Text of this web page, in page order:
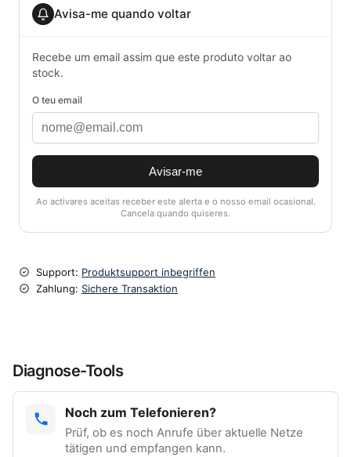
Avisa-me quando voltar
Recebe um email assim que este produto voltar ao
stock.
O teu email
Avisar-me
Ao activares aceitas receber este alerta e o nosso email ocasional.
Cancela quando quiseres.
Support: Produktsupport inbegriffen
Zahlung: Sichere Transaktion
Diagnose-Tools
Noch zum Telefonieren?
Prüf, ob es noch Anrufe über aktuelle Netze
tätigen und empfangen kann.